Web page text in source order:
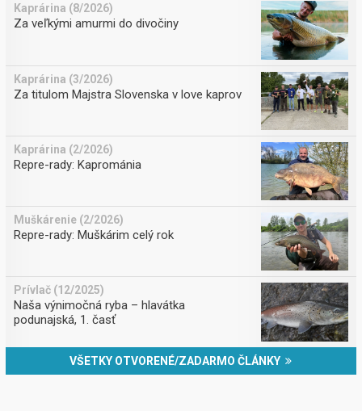
Kaprárina (8/2026)
Za veľkými amurmi do divočiny
Kaprárina (3/2026)
Za titulom Majstra Slovenska v love kaprov
Kaprárina (2/2026)
Repre-rady: Kaprománia
Muškárenie (2/2026)
Repre-rady: Muškárim celý rok
Prívlač (12/2025)
Naša výnimočná ryba – hlavátka
podunajská, 1. časť
VŠETKY OTVORENÉ/ZADARMO ČLÁNKY